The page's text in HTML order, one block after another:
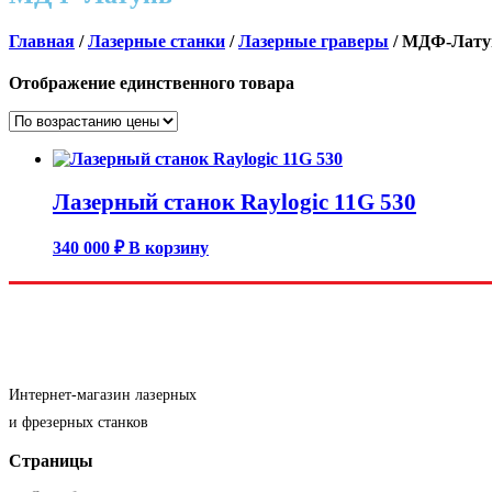
Главная /Лазерные станки /Лазерные граверы / МДФ-
Отображение единственного товара
Лазерный станок Raylogic 11G 530
340 000 ₽ В корзину
Интернет-магазин лазерных
и фрезерных станков
Страницы